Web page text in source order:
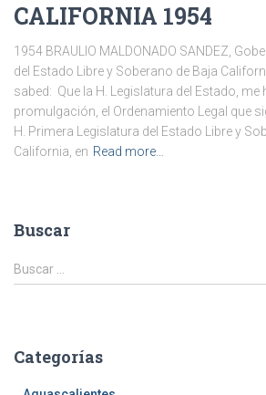
CALIFORNIA 1954
1954 BRAULIO MALDONADO SANDEZ,
del Estado Libre y Soberano de Baja
sabed: Que la H. Legislatura del Estado, me
promulgación, el Ordenamiento Legal que
H. Primera Legislatura del Estado Libre y
California, en Read more…
Buscar
B
u
r
Buscar …
Categorías